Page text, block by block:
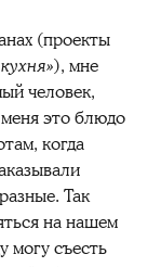
(проекты
), мне
человек,
это блюдо
когда
Так
на нашем
могу съесть